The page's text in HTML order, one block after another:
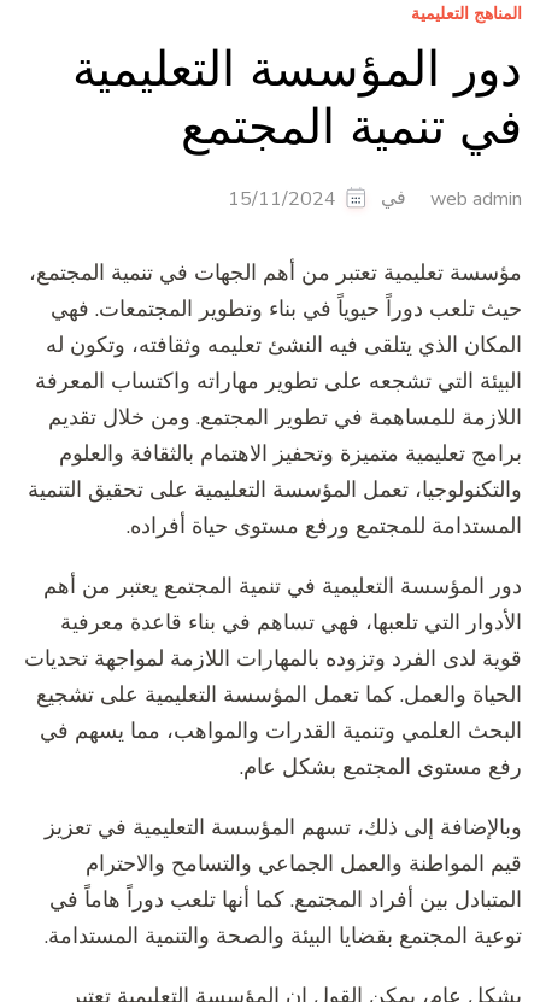
المناهج التعليمية
دور المؤسسة التعليمية
في تنمية المجتمع
web admin في 15/11/2024
مؤسسة تعليمية تعتبر من أهم الجهات في تنمية المجتمع،
حيث تلعب دوراً حيوياً في بناء وتطوير المجتمعات. فهي
المكان الذي يتلقى فيه النشئ تعليمه وثقافته، وتكون له
البيئة التي تشجعه على تطوير مهاراته واكتساب المعرفة
اللازمة للمساهمة في تطوير المجتمع. ومن خلال تقديم
برامج تعليمية متميزة وتحفيز الاهتمام بالثقافة والعلوم
والتكنولوجيا، تعمل المؤسسة التعليمية على تحقيق التنمية
المستدامة للمجتمع ورفع مستوى حياة أفراده.
دور المؤسسة التعليمية في تنمية المجتمع يعتبر من أهم
الأدوار التي تلعبها، فهي تساهم في بناء قاعدة معرفية
قوية لدى الفرد وتزوده بالمهارات اللازمة لمواجهة تحديات
الحياة والعمل. كما تعمل المؤسسة التعليمية على تشجيع
البحث العلمي وتنمية القدرات والمواهب، مما يسهم في
رفع مستوى المجتمع بشكل عام.
وبالإضافة إلى ذلك، تسهم المؤسسة التعليمية في تعزيز
قيم المواطنة والعمل الجماعي والتسامح والاحترام
المتبادل بين أفراد المجتمع. كما أنها تلعب دوراً هاماً في
توعية المجتمع بقضايا البيئة والصحة والتنمية المستدامة.
بشكل عام، يمكن القول إن المؤسسة التعليمية تعتبر